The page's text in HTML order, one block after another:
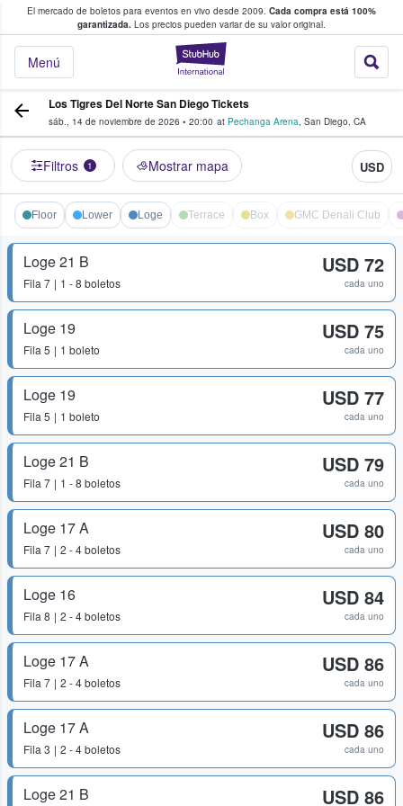
El mercado de boletos para eventos en vivo desde 2009. Cada compra está 100%
garantizada. Los precios pueden variar de su valor original.
StubHub: donde
Menú
fans compran y venden boletos
Los Tigres Del Norte San Diego Tickets
sáb., 14 de noviembre de 2026 • 20:00 at Pechanga Arena, San Diego, CA
Filtros 1 Mostrar mapa USD
Floor Lower Loge Terrace Box GMC Denali Club
Loge 21 B
Fila 7 1 - 8 boletos
USD 72
cada uno
Loge 19
Fila 5 1 boleto
USD 75
cada uno
Loge 19
Fila 5 1 boleto
USD 77
cada uno
Loge 21 B
Fila 7 1 - 8 boletos
USD 79
cada uno
Loge 17 A
Fila 7 2 - 4 boletos
USD 80
cada uno
Loge 16
Fila 8 2 - 4 boletos
USD 84
cada uno
Loge 17 A
Fila 7 2 - 4 boletos
USD 86
cada uno
Loge 17 A
Fila 3 2 - 4 boletos
USD 86
cada uno
Loge 21 B USD 86